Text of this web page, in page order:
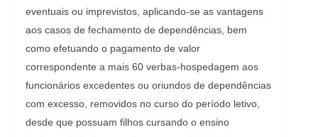
eventuais ou imprevistos, aplicando-se as vantagens
aos casos de fechamento de dependências, bem
como efetuando o pagamento de valor
correspondente a mais 60 verbas-hospedagem aos
funcionários excedentes ou oriundos de dependências
com excesso, removidos no curso do período letivo,
desde que possuam filhos cursando o ensino